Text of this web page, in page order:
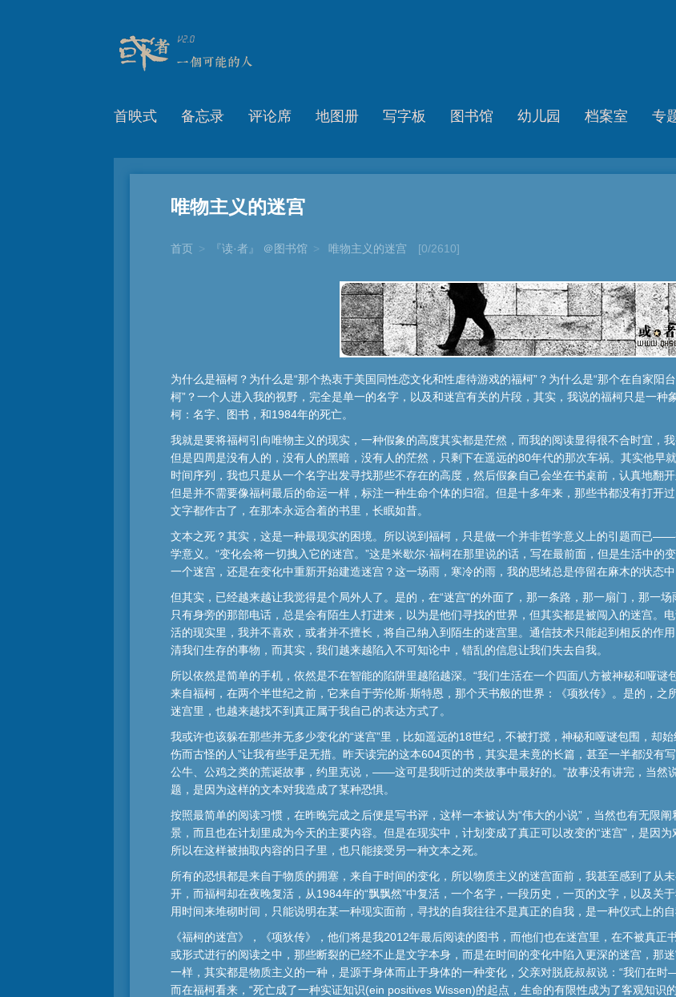
首映式 备忘录 评论席 地图册 写字板 图书馆 幼儿园 档案室 专
唯物主义的迷宫
首页 > 『读·者』 ＠图书馆 > 唯物主义的迷宫 [0/2610]
为什么是福柯？为什么是“那个热衷于美国同性恋文化和性虐待游戏的福柯”？为什么是“那个在自家阳
柯”？一个人进入我的视野，完全是单一的名字，以及和迷宫有关的片段，其实，我说的福柯只是一
柯：名字、图书，和1984年的死亡。
我就是要将福柯引向唯物主义的现实，一种假象的高度其实都是茫然，而我的阅读显得很不合时宜，
但是四周是没有人的，没有人的黑暗，没有人的茫然，只剩下在遥远的80年代的那次车祸。其实他早
时间序列，我也只是从一个名字出发寻找那些不存在的高度，然后假象自己会坐在书桌前，认真地翻
但是并不需要像福柯最后的命运一样，标注一种生命个体的归宿。但是十多年来，那些书都没有打开
文字都作古了，在那本永远合着的书里，长眠如昔。
文本之死？其实，这是一种最现实的困境。所以说到福柯，只是做一个并非哲学意义上的引题而已
学意义。“变化会将一切拽入它的迷宫。”这是米歇尔·福柯在那里说的话，写在最前面，但是生活中的
一个迷宫，还是在变化中重新开始建造迷宫？这一场雨，寒冷的雨，我的思绪总是停留在麻木的状态
但其实，已经越来越让我觉得是个局外人了。是的，在“迷宫”的外面了，那一条路，那一扇门，那一
只有身旁的那部电话，总是会有陌生人打进来，以为是他们寻找的世界，但其实都是被闯入的迷宫。
活的现实里，我并不喜欢，或者并不擅长，将自己纳入到陌生的迷宫里。通信技术只能起到相反的作
清我们生存的事物，而其实，我们越来越陷入不可知论中，错乱的信息让我们失去自我。
所以依然是简单的手机，依然是不在智能的陷阱里越陷越深。“我们生活在一个四面八方被神秘和哑谜
来自福柯，在两个半世纪之前，它来自于劳伦斯·斯特恩，那个天书般的世界：《项狄传》。是的，之
迷宫里，也越来越找不到真正属于我自己的表达方式了。
我或许也该躲在那些并无多少变化的“迷宫”里，比如遥远的18世纪，不被打搅，神秘和哑谜包围，却
伤而古怪的人”让我有些手足无措。昨天读完的这本604页的书，其实是未竟的长篇，甚至一半都没有
公牛、公鸡之类的荒诞故事，约里克说，——这可是我听过的类故事中最好的。”故事没有讲完，当然
题，是因为这样的文本对我造成了某种恐惧。
按照最简单的阅读习惯，在昨晚完成之后便是写书评，这样一本被认为“伟大的小说”，当然也有无限
景，而且也在计划里成为今天的主要内容。但是在现实中，计划变成了真正可以改变的“迷宫”，是因
所以在这样被抽取内容的日子里，也只能接受另一种文本之死。
所有的恐惧都是来自于物质的拥塞，来自于时间的变化，所以物质主义的迷宫面前，我甚至感到了从
开，而福柯却在夜晚复活，从1984年的“飘飘然”中复活，一个名字，一段历史，一页的文字，以及关
用时间来堆砌时间，只能说明在某一种现实面前，寻找的自我往往不是真正的自我，是一种仪式上的自
《福柯的迷宫》，《项狄传》，他们将是我2012年最后阅读的图书，而他们也在迷宫里，在不被真
或形式进行的阅读之中，那些断裂的已经不止是文字本身，而是在时间的变化中陷入更深的迷宫，那
一样，其实都是物质主义的一种，是源于身体而止于身体的一种变化，父亲对脱庇叔叔说：“我们
而在福柯看来，“死亡成了一种实证知识(ein positives Wissen)的起点，生命的有限性成为了客观知识